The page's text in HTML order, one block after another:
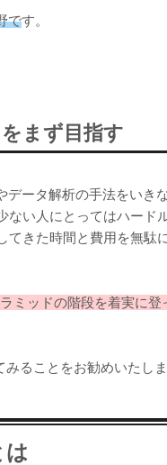
です。
まず目指す
ータ解析の手法をいき
い人にとってはハード
きた時間と費用を無駄
ミッドの階段を着実に登
ることをお勧めいたしま
は